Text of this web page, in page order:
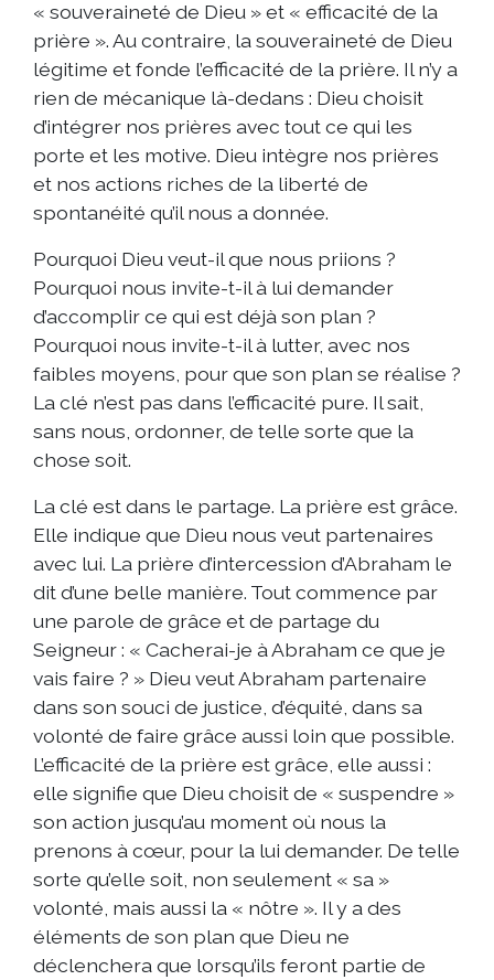
« souveraineté de Dieu » et « efficacité de la
prière ». Au contraire, la souveraineté de Dieu
légitime et fonde l’efficacité de la prière. Il n’y a
rien de mécanique là-dedans : Dieu choisit
d’intégrer nos prières avec tout ce qui les
porte et les motive. Dieu intègre nos prières
et nos actions riches de la liberté de
spontanéité qu’il nous a donnée.
Pourquoi Dieu veut-il que nous priions ?
Pourquoi nous invite-t-il à lui demander
d’accomplir ce qui est déjà son plan ?
Pourquoi nous invite-t-il à lutter, avec nos
faibles moyens, pour que son plan se réalise ?
La clé n’est pas dans l’efficacité pure. Il sait,
sans nous, ordonner, de telle sorte que la
chose soit.
La clé est dans le partage. La prière est grâce.
Elle indique que Dieu nous veut partenaires
avec lui. La prière d’intercession d’Abraham le
dit d’une belle manière. Tout commence par
une parole de grâce et de partage du
Seigneur : « Cacherai-je à Abraham ce que je
vais faire ? » Dieu veut Abraham partenaire
dans son souci de justice, d’équité, dans sa
volonté de faire grâce aussi loin que possible.
L’efficacité de la prière est grâce, elle aussi :
elle signifie que Dieu choisit de « suspendre »
son action jusqu’au moment où nous la
prenons à cœur, pour la lui demander. De telle
sorte qu’elle soit, non seulement « sa »
volonté, mais aussi la « nôtre ». Il y a des
éléments de son plan que Dieu ne
déclenchera que lorsqu’ils feront partie de